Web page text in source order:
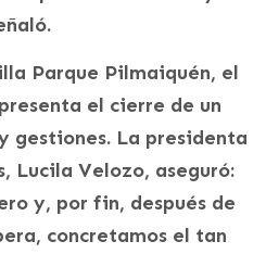
Parque Pilmaiquén, el
el cierre de un
gestiones. La presidenta
Lucila Velozo, aseguró:
y, por fin, después de
concretamos el tan